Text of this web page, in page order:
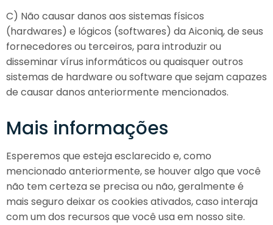
C) Não causar danos aos sistemas físicos
(hardwares) e lógicos (softwares) da Aiconiq, de seus
fornecedores ou terceiros, para introduzir ou
disseminar vírus informáticos ou quaisquer outros
sistemas de hardware ou software que sejam capazes
de causar danos anteriormente mencionados.
Mais informações
Esperemos que esteja esclarecido e, como
mencionado anteriormente, se houver algo que você
não tem certeza se precisa ou não, geralmente é
mais seguro deixar os cookies ativados, caso interaja
com um dos recursos que você usa em nosso site.